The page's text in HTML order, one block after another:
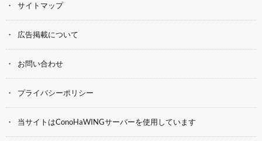
サイトマップ
広告掲載について
お問い合わせ
プライバシーポリシー
当サイトはConoHaWINGサーバーを使用しています